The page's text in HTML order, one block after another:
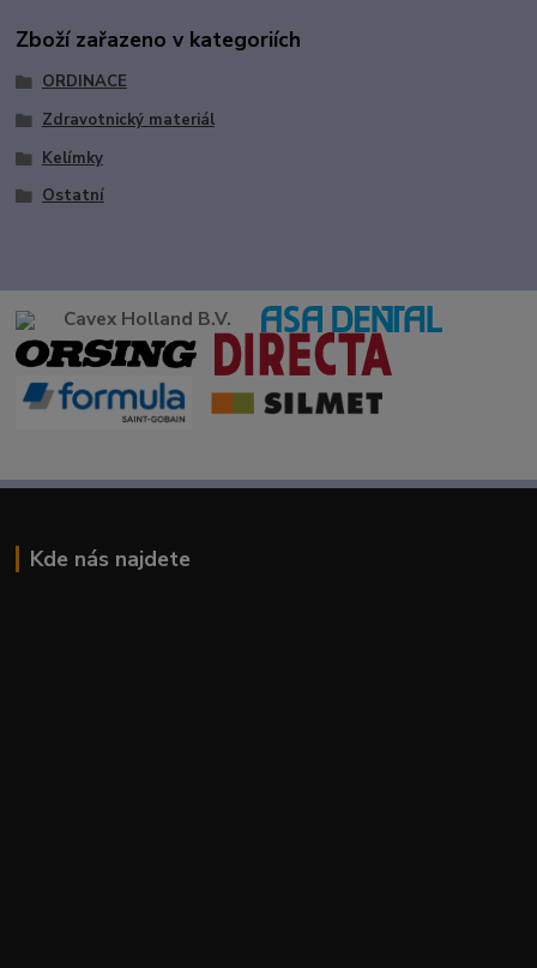
Zboží zařazeno v kategoriích
ORDINACE
Zdravotnický materiál
Kelímky
Ostatní
Cavex Holland B.V.
Kde nás najdete